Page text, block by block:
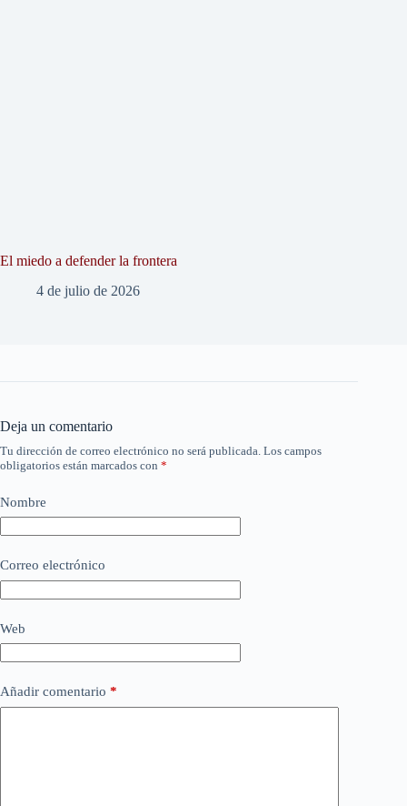
El miedo a defender la frontera
4 de julio de 2026
Deja un comentario
Tu dirección de correo electrónico no será publicada. Los campos
obligatorios están marcados con *
Nombre
Correo electrónico
Web
Añadir comentario *